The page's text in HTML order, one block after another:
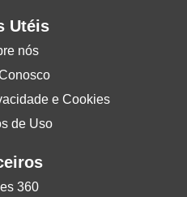
Utéis
nós
e Cookies
de Uso
360